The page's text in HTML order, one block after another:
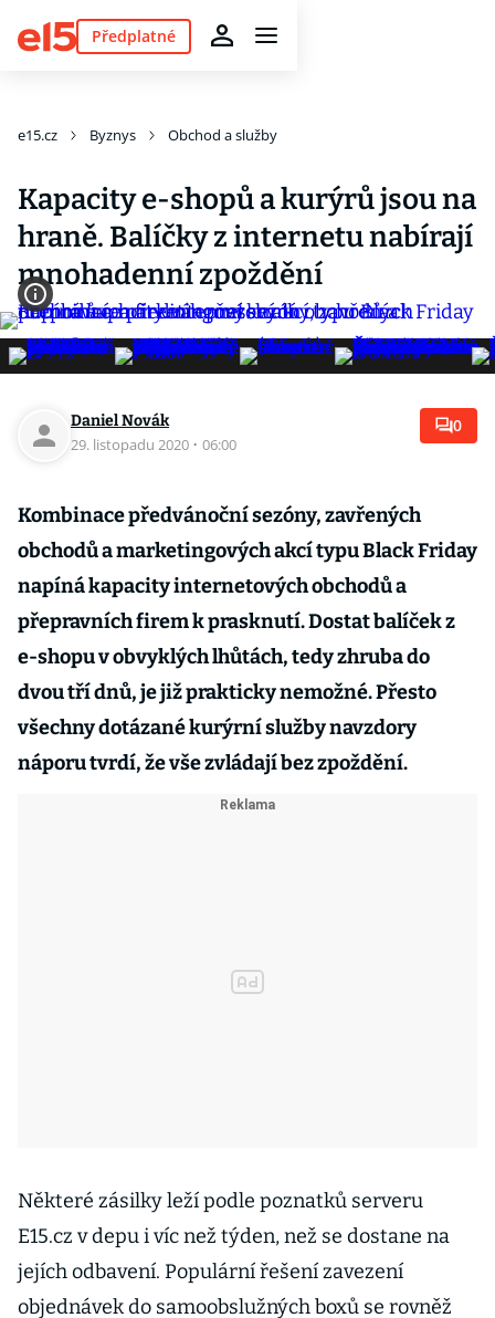
Předplatné
e15.cz Byznys Obchod a služby
Kapacity e-shopů a kurýrů jsou na
hraně. Balíčky z internetu nabírají
mnohadenní zpoždění
Daniel Novák
29. listopadu 2020 · 06:00
0
Kombinace předvánoční sezóny, zavřených
obchodů a marketingových akcí typu Black Friday
napíná kapacity internetových obchodů a
přepravních firem k prasknutí. Dostat balíček z
e-shopu v obvyklých lhůtách, tedy zhruba do
dvou tří dnů, je již prakticky nemožné. Přesto
všechny dotázané kurýrní služby navzdory
náporu tvrdí, že vše zvládají bez zpoždění.
Některé zásilky leží podle poznatků serveru
E15.cz v depu i víc než týden, než se dostane na
jejích odbavení. Populární řešení zavezení
objednávek do samoobslužných boxů se rovněž